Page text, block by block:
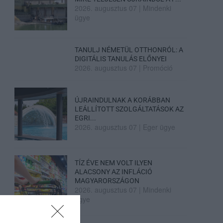
2026. augusztus 07
Mindenki
ügye
TANULJ NÉMETÜL OTTHONRÓL: A
DIGITÁLIS TANULÁS ELŐNYEI
2026. augusztus 07 Promóció
ÚJRAINDULNAK A KORÁBBAN
LEÁLLÍTOTT SZOLGÁLTATÁSOK AZ
EGRI...
2026. augusztus 07 Eger ügye
TÍZ ÉVE NEM VOLT ILYEN
ALACSONY AZ INFLÁCIÓ
MAGYARORSZÁGON
2026. augusztus 07
Mindenki
ügye